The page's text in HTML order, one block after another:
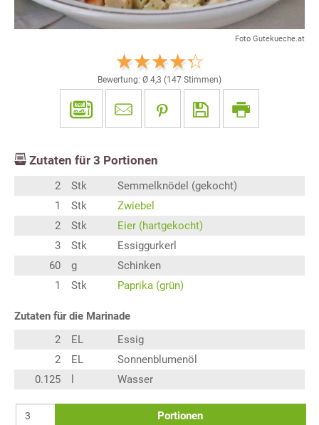
Foto Gutekueche.at
Bewertung: Ø 4,3 (147 Stimmen)
Zutaten für 3 Portionen
2 Stk
Semmelknödel (gekocht)
1
Stk
Zwiebel
2
Stk
Eier (hartgekocht)
3
Stk
Essiggurkerl
60
g
Schinken
1
Stk Paprika (grün)
Zutaten für die Marinade
2
EL
Essig
2
EL
Sonnenblumenöl
0.125
Wasser
Portionen